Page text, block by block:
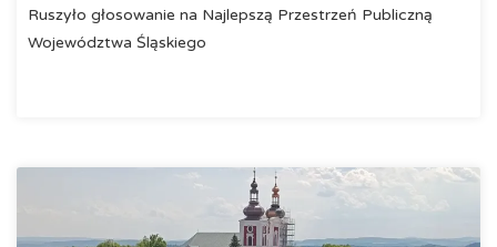
Ruszyło głosowanie na Najlepszą Przestrzeń Publiczną
Województwa Śląskiego